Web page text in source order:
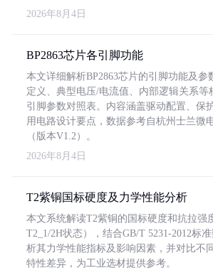
2026年8月4日
BP2863芯片各引脚功能
本文详细解析BP2863芯片的引脚功能及参
定义、典型电压/电流值、内部逻辑关系等
引脚参数对照表。内容涵盖驱动配置、保
用电路设计要点，数据参考自杭州士兰微
（版本V1.2）。
2026年8月4日
T2紫铜国标硬度及力学性能分析
本文系统解读T2紫铜的国标硬度和抗拉强
T2_1/2H状态），结合GB/T 5231-2012标
析其力学性能指标及影响因素，并对比不
特性差异，为工业选材提供参考。